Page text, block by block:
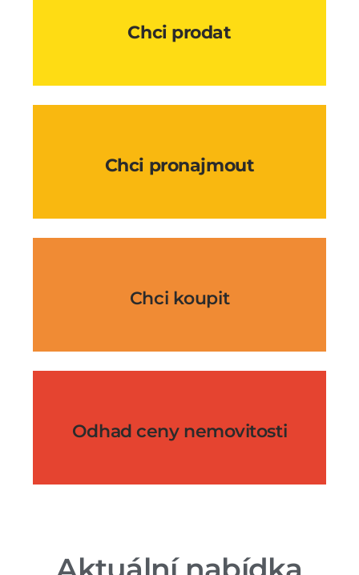
Chci prodat
Chci pronajmout
Chci koupit
Odhad ceny nemovitosti